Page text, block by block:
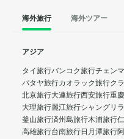
海外旅行 海外ツアー
アジア
タイ旅行バンコク旅行チェン
パタヤ旅行カオラック旅行ク
北京旅行大連旅行西安旅行重
大理旅行麗江旅行シャングリ
釜山旅行済州島旅行木浦旅行
高雄旅行台南旅行日月潭旅行